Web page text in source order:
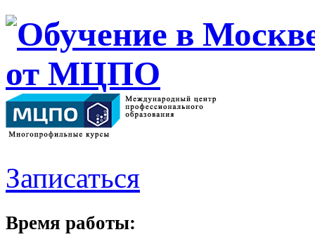
Записаться
Время работы: